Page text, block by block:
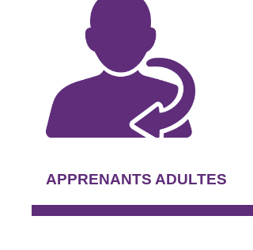
APPRENANTS ADULTES